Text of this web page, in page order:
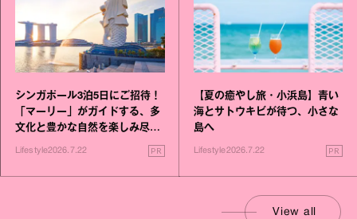
シンガポール3泊5日にご招待！
「マーリー」がガイドする、多
文化と豊かな自然を楽しみ尽く
Lifestyle2026.7.22 PR
【夏の癒やし旅・小浜島】青い
海とサトウキビが待つ、小さな
島へ
Lifestyle2026.7.22 PR
View all